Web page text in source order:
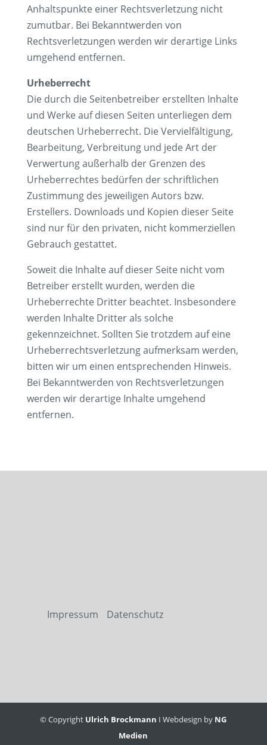
Anhaltspunkte einer Rechtsverletzung nicht
zumutbar. Bei Bekanntwerden von
Rechtsverletzungen werden wir derartige Links
umgehend entfernen.
Urheberrecht
Die durch die Seitenbetreiber erstellten Inhalte
und Werke auf diesen Seiten unterliegen dem
deutschen Urheberrecht. Die Vervielfältigung,
Bearbeitung, Verbreitung und jede Art der
Verwertung außerhalb der Grenzen des
Urheberrechtes bedürfen der schriftlichen
Zustimmung des jeweiligen Autors bzw.
Erstellers. Downloads und Kopien dieser Seite
sind nur für den privaten, nicht kommerziellen
Gebrauch gestattet.
Soweit die Inhalte auf dieser Seite nicht vom
Betreiber erstellt wurden, werden die
Urheberrechte Dritter beachtet. Insbesondere
werden Inhalte Dritter als solche
gekennzeichnet. Sollten Sie trotzdem auf eine
Urheberrechtsverletzung aufmerksam werden,
bitten wir um einen entsprechenden Hinweis.
Bei Bekanntwerden von Rechtsverletzungen
werden wir derartige Inhalte umgehend
entfernen.
Impressum Datenschutz
© Copyright Ulrich Brockmann I Webdesign by NG
Medien